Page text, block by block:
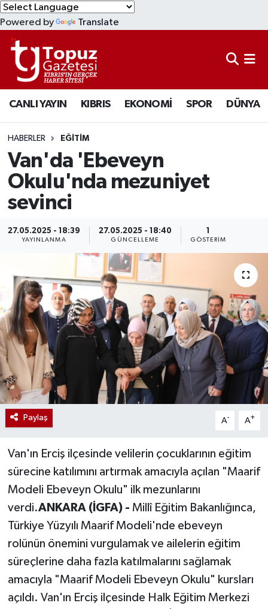
Powered by Translate
CANLI YAYIN KIBRIS EKONOMİ SPOR DÜNYA
HABERLER EĞİTİM
Van'da 'Ebeveyn
Okulu'nda mezuniyet
sevinci
27.05.2025 - 18:39
YAYINLANMA
27.05.2025 - 18:40
GÜNCELLEME GÖSTERIM
Paylaş A- A+
Van'ın Erciş ilçesinde velilerin çocuklarının eğitim
sürecine katılımını artırmak amacıyla açılan "Maarif
Modeli Ebeveyn Okulu" ilk mezunlarını
verdi.ANKARA (İGFA) - Millî Eğitim Bakanlığınca,
Türkiye Yüzyılı Maarif Modeli'nde ebeveyn
rolünün önemini vurgulamak ve ailelerin eğitim
süreçlerine daha fazla katılmalarını sağlamak
amacıyla "Maarif Modeli Ebeveyn Okulu" kursları
açıldı. Van'ın Erciş ilçesinde Halk Eğitim Merkezi
KIBRIS
DÜNYA
EKONOMİ
MAGAZİN
SAĞLIK
SPOR
TEKNOLOJİ
Lefkoşa Nöbetçi Eczaneler
Lefkoşa Hava Durumu
Lefkoşa Trafik Yoğunluk Haritası
Süper Lig Puan Durumu ve Fikstür
Tüm Manşetler
Son Dakika Haberleri
Haber Arşivi